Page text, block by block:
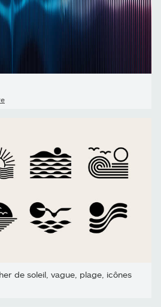
de soleil, vague, plage, icônes